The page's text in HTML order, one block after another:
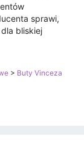
sprawi,
bliskiej
> Buty Vinceza